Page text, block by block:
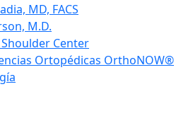
MD, FACS
M.D.
Center
Ortopédicas OrthoNOW®